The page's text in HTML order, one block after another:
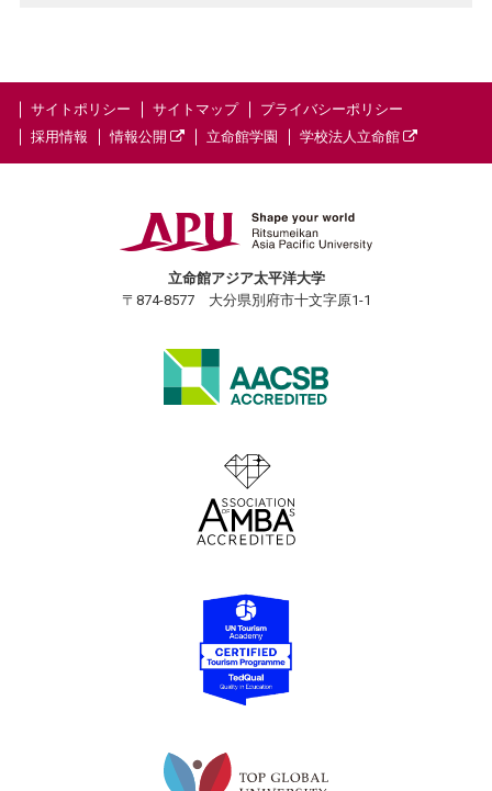
サイトポリシー サイトマップ
プライバシーポリシー
採用情報
情報公開 立命館学園 学校法人立命館
立命館アジア太平洋大学
〒874-8577 大分県別府市十文字原1-1